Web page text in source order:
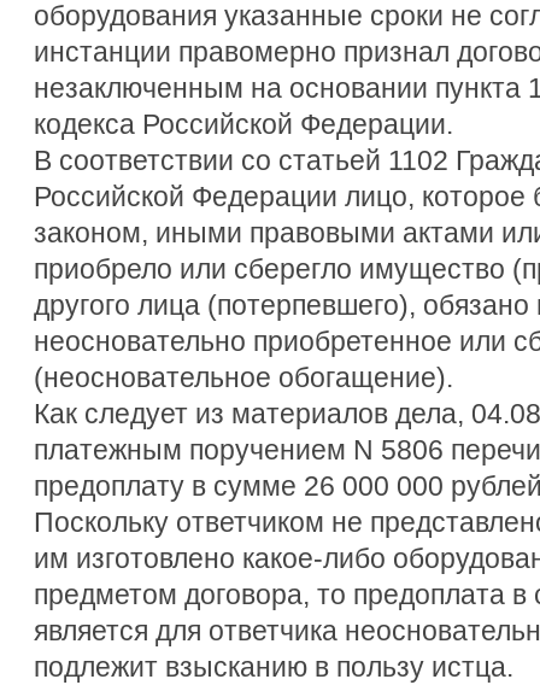
оборудования указанные сроки не
инстанции правомерно признал
незаключенным на основании пункта
кодекса Российской Федерации.
В соответствии со статьей 1102
Российской Федерации лицо, которое
законом, иными правовыми актами
приобрело или сберегло имущество
другого лица (потерпевшего),
неосновательно приобретенное или
(неосновательное обогащение).
Как следует из материалов дела,
платежным поручением N 5806
предоплату в сумме 26 000 000
Поскольку ответчиком не
им изготовлено какое-либо
предметом договора, то предоплата
является для ответчика
подлежит взысканию в пользу истца.